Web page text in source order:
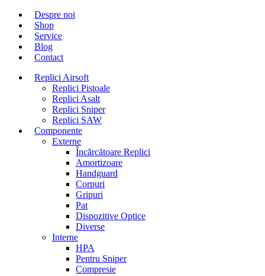
Despre noi
Shop
Service
Blog
Contact
Replici Airsoft
Replici Pistoale
Replici Asalt
Replici Sniper
Replici SAW
Componente
Externe
Încărcătoare Replici
Amortizoare
Handguard
Corpuri
Gripuri
Pat
Dispozitive Optice
Diverse
Interne
HPA
Pentru Sniper
Compresie